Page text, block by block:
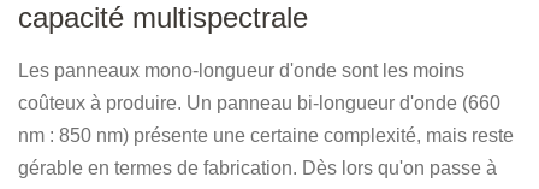
capacité multispectrale
Les panneaux mono-longueur d'onde sont les moins
coûteux à produire. Un panneau bi-longueur d'onde (660
nm : 850 nm) présente une certaine complexité, mais reste
gérable en termes de fabrication. Dès lors qu'on passe à